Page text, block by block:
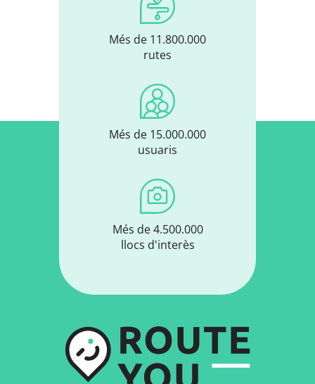
Més de 11.800.000
rutes
Més de 15.000.000
usuaris
Més de 4.500.000
llocs d'interès